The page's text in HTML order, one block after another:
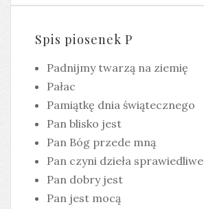
Spis piosenek P
Padnijmy twarzą na ziemię
Pałac
Pamiątkę dnia świątecznego
Pan blisko jest
Pan Bóg przede mną
Pan czyni dzieła sprawiedliwe
Pan dobry jest
Pan jest mocą